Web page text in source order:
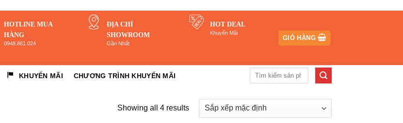
HOTLINE MUA
HÀNG
0948.861.024
ĐỊA CHỈ
SHOWROOM
Gần Nhất
HOT DEAL
Khuyến Mãi
GIỎ HÀNG
KHUYẾN MÃI CHƯƠNG TRÌNH KHUYẾN MÃI
Tìm
Showing all 4 results